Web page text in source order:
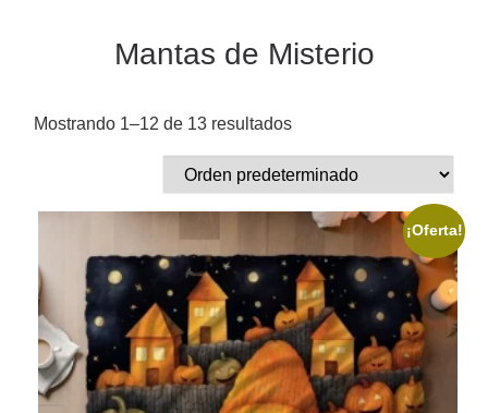
Mantas de Misterio
Mostrando 1–12 de 13 resultados
¡Oferta!